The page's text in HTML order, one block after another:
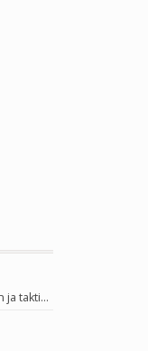
Varusteita retkeilyyn, bushcraftiin ja taktiseen käyttöön